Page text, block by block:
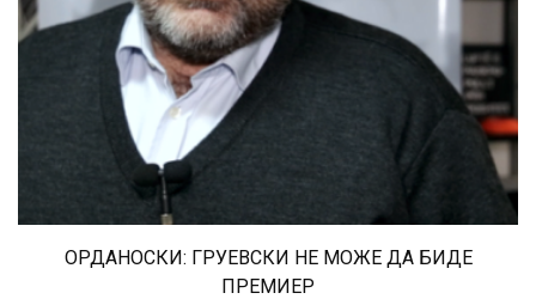
ОРДАНОСКИ: ГРУЕВСКИ НЕ МОЖЕ ДА БИДЕ
ПРЕМИЕР